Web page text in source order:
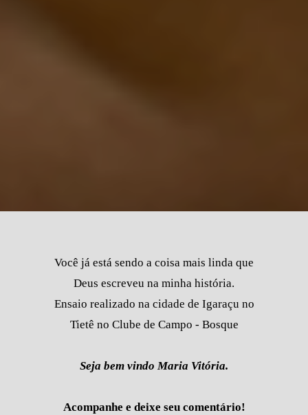
Você já está sendo a coisa mais linda que
Deus escreveu na minha história.
Ensaio realizado na cidade de Igaraçu no
Tietê no Clube de Campo - Bosque
Seja bem vindo Maria Vitória.
Acompanhe e deixe seu comentário!